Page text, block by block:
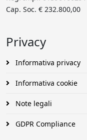
Cap. Soc. € 232.800,00
Privacy
Informativa privacy
Informativa cookie
Note legali
GDPR Compliance